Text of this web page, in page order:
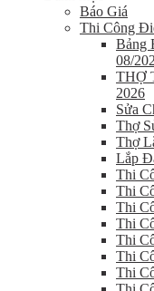
Báo Giá
Thi Công
Bảng
08/
THỢ
2026
Sửa
Thợ
Thợ
Lắp
Thi
Thi
Thi
Thi
Thi
Thi
Thi